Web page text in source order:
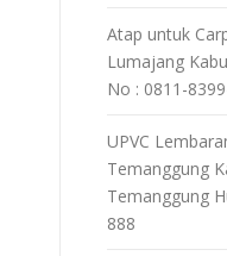
Atap untuk
Lumajang
No : 0811-
UPVC
Temanggung
Temanggung
888